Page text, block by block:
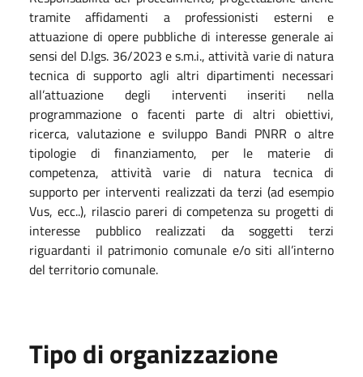
tramite affidamenti a professionisti esterni e
attuazione di opere pubbliche di interesse generale ai
sensi del D.lgs. 36/2023 e s.m.i., attività varie di natura
tecnica di supporto agli altri dipartimenti necessari
all’attuazione degli interventi inseriti nella
programmazione o facenti parte di altri obiettivi,
ricerca, valutazione e sviluppo Bandi PNRR o altre
tipologie di finanziamento, per le materie di
competenza, attività varie di natura tecnica di
supporto per interventi realizzati da terzi (ad esempio
Vus, ecc..), rilascio pareri di competenza su progetti di
interesse pubblico realizzati da soggetti terzi
riguardanti il patrimonio comunale e/o siti all’interno
del territorio comunale.
Tipo di organizzazione